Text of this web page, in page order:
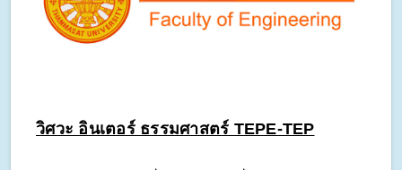
วิศวะ อินเตอร์ ธรรมศาสตร์ TEPE-TEP